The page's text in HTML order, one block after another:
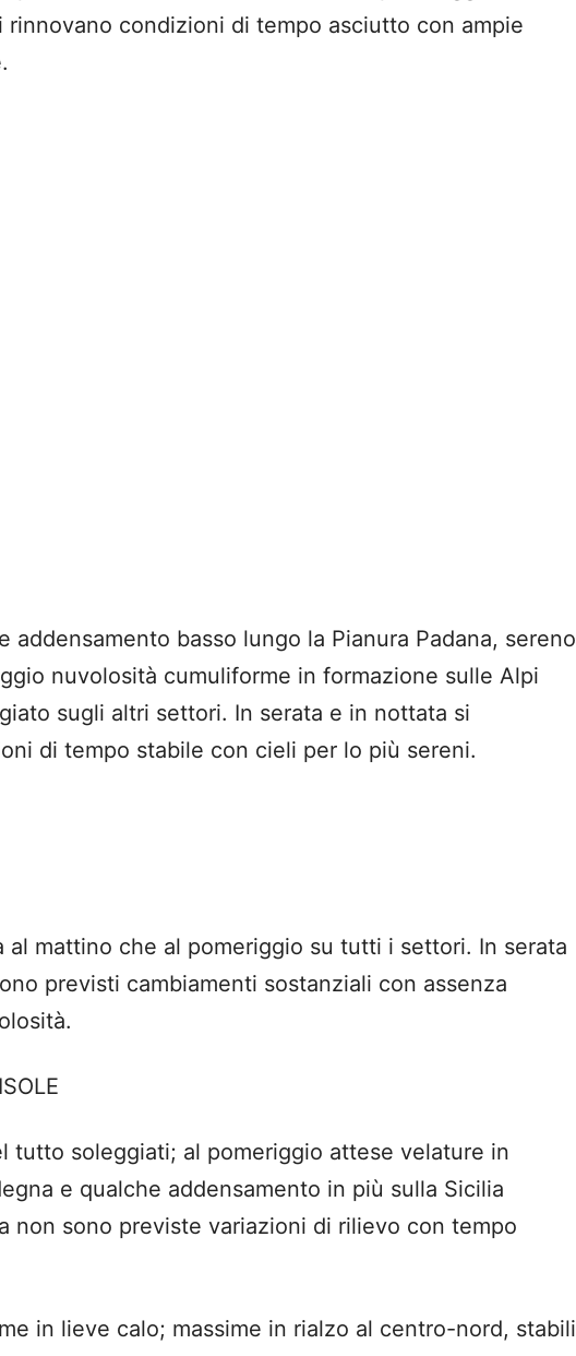
rinnovano condizioni di tempo asciutto con ampie
addensamento basso lungo la Pianura Padana, sereno
nuvolosità cumuliforme in formazione sulle Alpi
sugli altri settori. In serata e in nottata si
di tempo stabile con cieli per lo più sereni.
al mattino che al pomeriggio su tutti i settori. In serata
previsti cambiamenti sostanziali con assenza
tutto soleggiati; al pomeriggio attese velature in
e qualche addensamento in più sulla Sicilia
non sono previste variazioni di rilievo con tempo
in lieve calo; massime in rialzo al centro-nord, stabili